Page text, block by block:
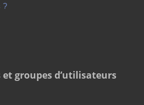
?
groupes d’utilisateurs